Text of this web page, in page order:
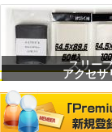
スリー
アクセサ